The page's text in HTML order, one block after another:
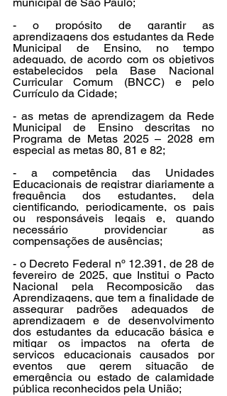
- o propósito de garantir as
aprendizagens dos estudantes da Rede
Municipal de Ensino, no tempo
adequado, de acordo com os objetivos
estabelecidos pela Base Nacional
Curricular Comum (BNCC) e pelo
Currículo da Cidade;
- as metas de aprendizagem da Rede
Municipal de Ensino descritas no
Programa de Metas 2025 – 2028 em
especial as metas 80, 81 e 82;
- a competência das Unidades
Educacionais de registrar diariamente a
frequência dos estudantes, dela
cientificando, periodicamente, os pais
ou responsáveis legais e, quando
necessário providenciar as
compensações de ausências;
- o Decreto Federal nº 12.391, de 28 de
fevereiro de 2025, que Institui o Pacto
Nacional pela Recomposição das
Aprendizagens, que tem a finalidade de
assegurar padrões adequados de
aprendizagem e de desenvolvimento
dos estudantes da educação básica e
mitigar os impactos na oferta de
serviços educacionais causados por
eventos que gerem situação de
emergência ou estado de calamidade
pública reconhecidos pela União;